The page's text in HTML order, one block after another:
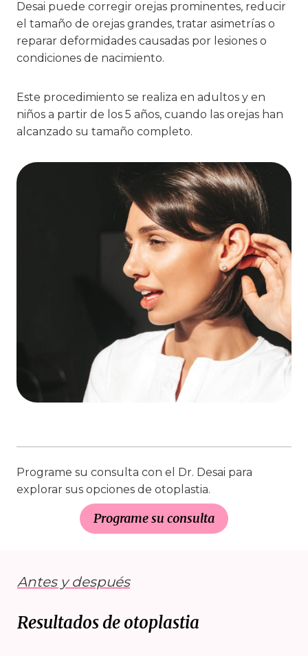
Desai puede corregir orejas prominentes, reducir
el tamaño de orejas grandes, tratar asimetrías o
reparar deformidades causadas por lesiones o
condiciones de nacimiento.
Este procedimiento se realiza en adultos y en
niños a partir de los 5 años, cuando las orejas han
alcanzado su tamaño completo.
Programe su consulta con el Dr. Desai para
explorar sus opciones de otoplastia.
Programe su consulta
Antes y después
Resultados de otoplastia